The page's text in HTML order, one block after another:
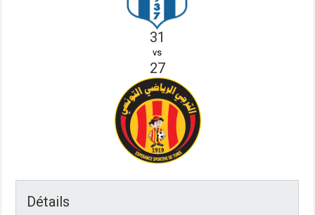
31
vs
27
Détails